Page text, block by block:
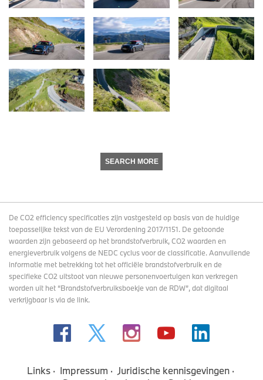
SEARCH MORE
De CO2 efficiency specificaties zijn vastgesteld op basis van de huidige
toepasselijke tekst van de EU Verordening 2017/1151. De getoonde
waarden zijn gebaseerd op het brandstofverbruik, CO2 waarden en
energieverbruik volgens de NEDC cyclus voor de classificatie. Aanvullende
informatie met betrekking tot het officiële brandstofverbruik en de
specifieke CO2 uitstoot van nieuwe personenvoertuigen kan verkregen
worden uit het “Brandstofverbruiksboekje van de RDW”, dat digitaal
verkrijgbaaris via de link.
Links Impressum
Juridische kennisgevingen